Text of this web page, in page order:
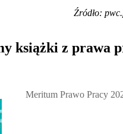
Źródło:
książki z prawa
Meritum Prawo Pracy 2026,
Meritum Prawo Pracy